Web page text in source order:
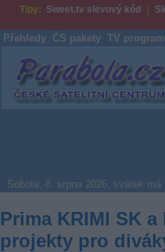
Tipy: Sweet.tv slevový kód
Přehledy ČS pakety TV program
Parabola.cz
Sobota, 8. srpna 2026, svátek má
Prima KRIMI SK
projekty pro